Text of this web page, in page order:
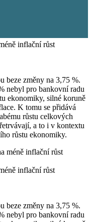
inflační růst
beze změny na 3,75 %.
nebyl pro bankovní radu
ekonomiky, silné koruně
K tomu se přidává
růstu celkových
a to i v kontextu
růstu ekonomiky.
inflační růst
beze změny na 3,75 %.
nebyl pro bankovní radu